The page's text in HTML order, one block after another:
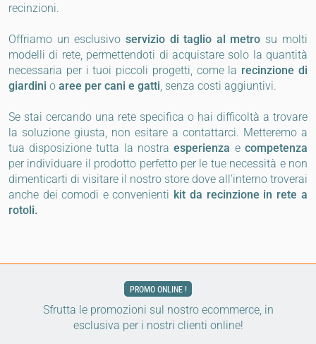
recinzioni.
Offriamo un esclusivo servizio di taglio al metro su molti
modelli di rete, permettendoti di acquistare solo la quantità
necessaria per i tuoi piccoli progetti, come la recinzione di
giardini o aree per cani e gatti, senza costi aggiuntivi.
Se stai cercando una rete specifica o hai difficoltà a trovare
la soluzione giusta, non esitare a contattarci. Metteremo a
tua disposizione tutta la nostra esperienza e competenza
per individuare il prodotto perfetto per le tue necessità e non
dimenticarti di visitare il nostro store dove all'interno troverai
anche dei comodi e convenienti kit da recinzione in rete a
rotoli.
PROMO ONLINE !
Sfrutta le promozioni sul nostro ecommerce, in
esclusiva per i nostri clienti online!